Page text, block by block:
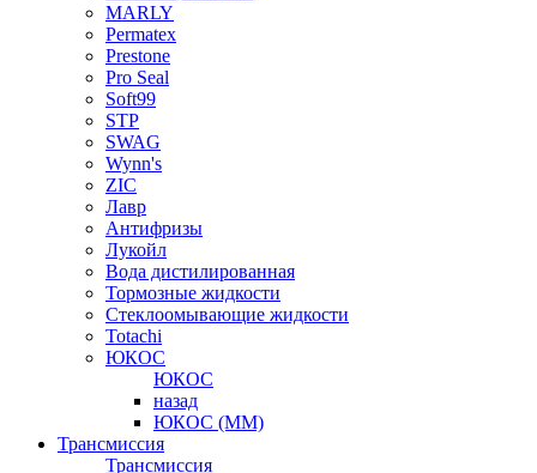
MARLY
Permatex
Prestone
Pro Seal
Soft99
STP
SWAG
Wynn's
ZIC
Лавр
Антифризы
Лукойл
Вода дистилированная
Тормозные жидкости
Стеклоомывающие жидкости
Totachi
ЮКОС
ЮКОС
назад
ЮКОС (ММ)
Трансмиссия
Трансмиссия